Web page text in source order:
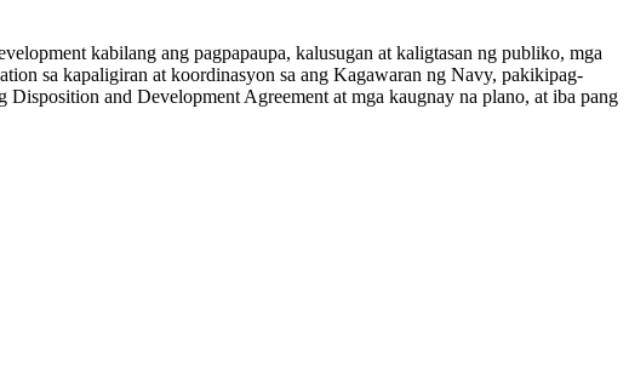
kabilang ang pagpapaupa, kalusugan at kaligtasan ng publiko, mga
sa kapaligiran at koordinasyon sa ang Kagawaran ng Navy, pakikipag-
and Development Agreement at mga kaugnay na plano, at iba pang